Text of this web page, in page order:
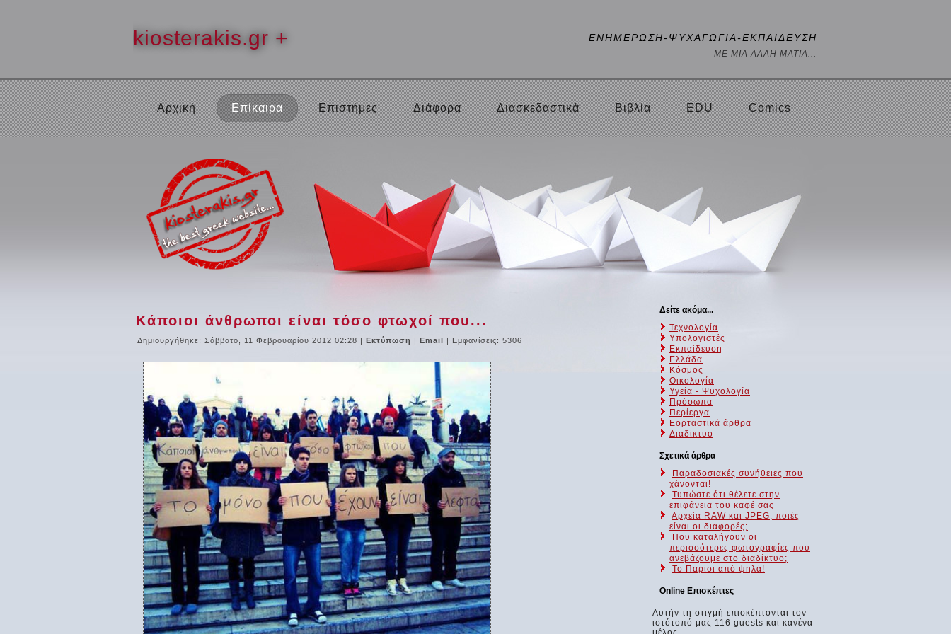
kiosterakis.gr + ΕΝΗΜΕΡΩΣΗ-ΨΥΧΑΓΩΓΙΑ-ΕΚΠΑΙΔΕΥΣΗ
ΜΕ ΜΙΑ ΑΛΛΗ ΜΑΤΙΑ...
Αρχική Επίκαιρα Επιστήμες Διάφορα Διασκεδαστικά Βιβλία EDU Comics
Κάποιοι άνθρωποι είναι τόσο φτωχοί που...
Δημιουργήθηκε: Σάββατο, 11 Φεβρουαρίου 2012 02:28 | Εκτύπωση | Email | Εμφανίσεις: 5306
Δείτε ακόμα...
Τεχνολογία
Υπολογιστές
Εκπαίδευση
Ελλάδα
Κόσμος
Οικολογία
Υγεία - Ψυχολογία
Πρόσωπα
Περίεργα
Εορταστικά άρθρα
Διαδίκτυο
Σχετικά άρθρα
Παραδοσιακές συνήθειες που
χάνονται!
Τυπώστε ότι θέλετε στην
επιφάνεια του καφέ σας
Αρχεία RAW και JPEG, ποιές
είναι οι διαφορές;
Που καταλήγουν οι
περισσότερες φωτογραφίες που
ανεβάζουμε στο διαδίκτυο;
Το Παρίσι από ψηλά!
Online Επισκέπτες
Αυτήν τη στιγμή επισκέπτονται τον
ιστότοπό μας 116 guests και κανένα